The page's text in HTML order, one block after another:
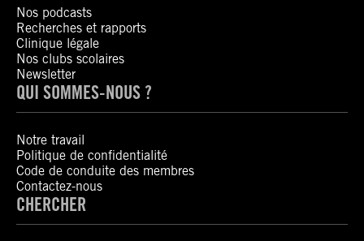
Nos podcasts
Recherches et rapports
Clinique légale
Nos clubs scolaires
Newsletter
QUI SOMMES-NOUS ?
Notre travail
Politique de confidentialité
Code de conduite des membres
Contactez-nous
CHERCHER